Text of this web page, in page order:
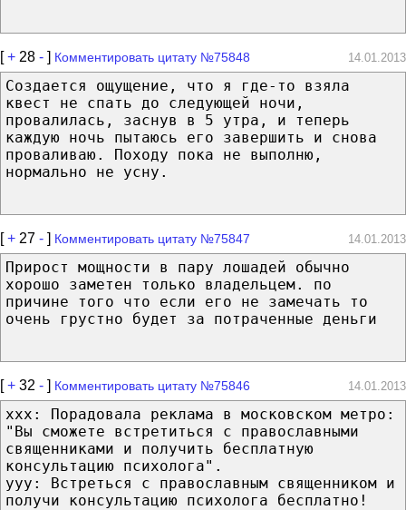
[+ 28 - ] Комментировать цитату №75848 14.01.2013
Создается ощущение, что я где-то взяла
квест не спать до следующей ночи,
провалилась, заснув в 5 утра, и теперь
каждую ночь пытаюсь его завершить и снова
проваливаю. Походу пока не выполню,
нормально не усну.
[+ 27 - ] Комментировать цитату №75847 14.01.2013
Прирост мощности в пару лошадей обычно
хорошо заметен только владельцем. по
причине того что если его не замечать то
очень грустно будет за потраченные деньги
[+ 32 - ] Комментировать цитату №75846 14.01.2013
xxx: Порадовала реклама в московском метро:
"Вы сможете встретиться с православными
священниками и получить бесплатную
консультацию психолога".
yyy: Встреться с православным священником и
получи консультацию психолога бесплатно!